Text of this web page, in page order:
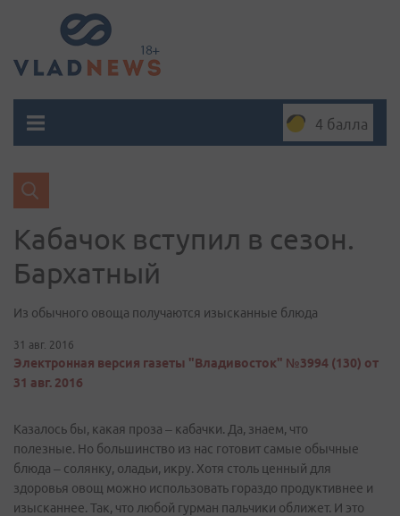
4 балла
Кабачок вступил в сезон.
Бархатный
Из обычного овоща получаются изысканные блюда
31 авг. 2016
Электронная версия газеты "Владивосток" №3994 (130) от
31 авг. 2016
Казалось бы, какая проза – кабачки. Да, знаем, что
полезные. Но большинство из нас готовит самые обычные
блюда – солянку, оладьи, икру. Хотя столь ценный для
здоровья овощ можно использовать гораздо продуктивнее и
изысканнее. Так, что любой гурман пальчики оближет. И это